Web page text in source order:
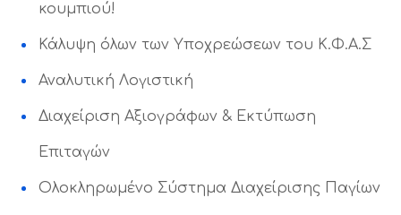
κουμπιού!
Κάλυψη όλων των Υποχρεώσεων του Κ.Φ.Α.Σ
Αναλυτική Λογιστική
Διαχείριση Αξιογράφων & Εκτύπωση
Επιταγών
Ολοκληρωμένο Σύστημα Διαχείρισης Παγίων